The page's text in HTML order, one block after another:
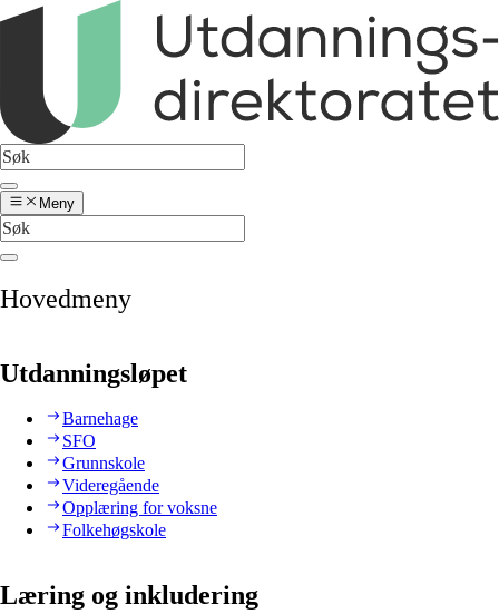
Meny
Hovedmeny
Utdanningsløpet
Barnehage
SFO
Grunnskole
Videregående
Opplæring for voksne
Folkehøgskole
Læring og inkludering